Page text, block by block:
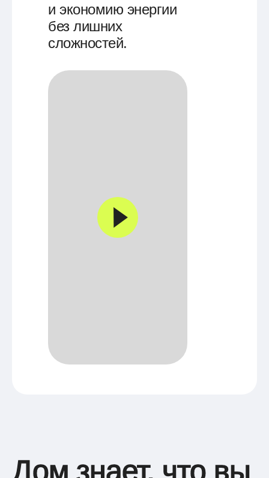
и экономию энергии
без лишних
сложностей.
Дом знает, что вы